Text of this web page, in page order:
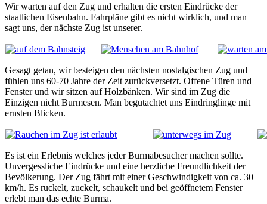
Wir warten auf den Zug und erhalten die ersten Eindrücke der
staatlichen Eisenbahn. Fahrpläne gibt es nicht wirklich, und man
sagt uns, der nächste Zug ist unserer.
Gesagt getan, wir besteigen den nächsten nostalgischen Zug und
fühlen uns 60-70 Jahre der Zeit zurückversetzt. Offene Türen und
Fenster und wir sitzen auf Holzbänken. Wir sind im Zug die
Einzigen nicht Burmesen. Man begutachtet uns Eindringlinge mit
ernsten Blicken.
Es ist ein Erlebnis welches jeder Burmabesucher machen sollte.
Unvergessliche Eindrücke und eine herzliche Freundlichkeit der
Bevölkerung. Der Zug fährt mit einer Geschwindigkeit von ca. 30
km/h. Es ruckelt, zuckelt, schaukelt und bei geöffnetem Fenster
erlebt man das echte Burma.